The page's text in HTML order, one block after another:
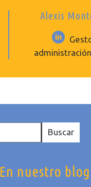
Alexis
Buscar
En nuestro blog